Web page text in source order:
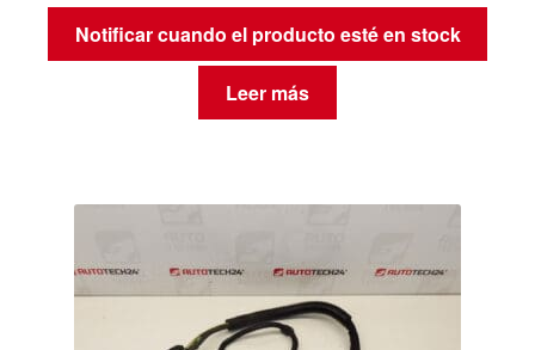
Notificar cuando el producto esté en stock
Leer más